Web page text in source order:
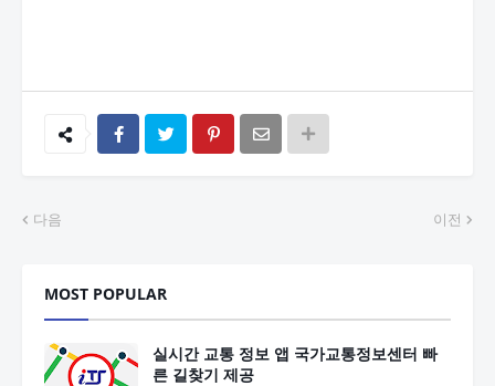
다음 이전
MOST POPULAR
실시간 교통 정보 앱 국가교통정보센터 빠
른 길찾기 제공